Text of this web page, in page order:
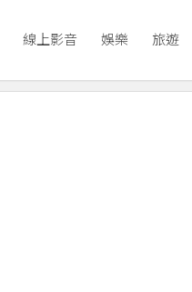
線上影音 娛樂 旅遊